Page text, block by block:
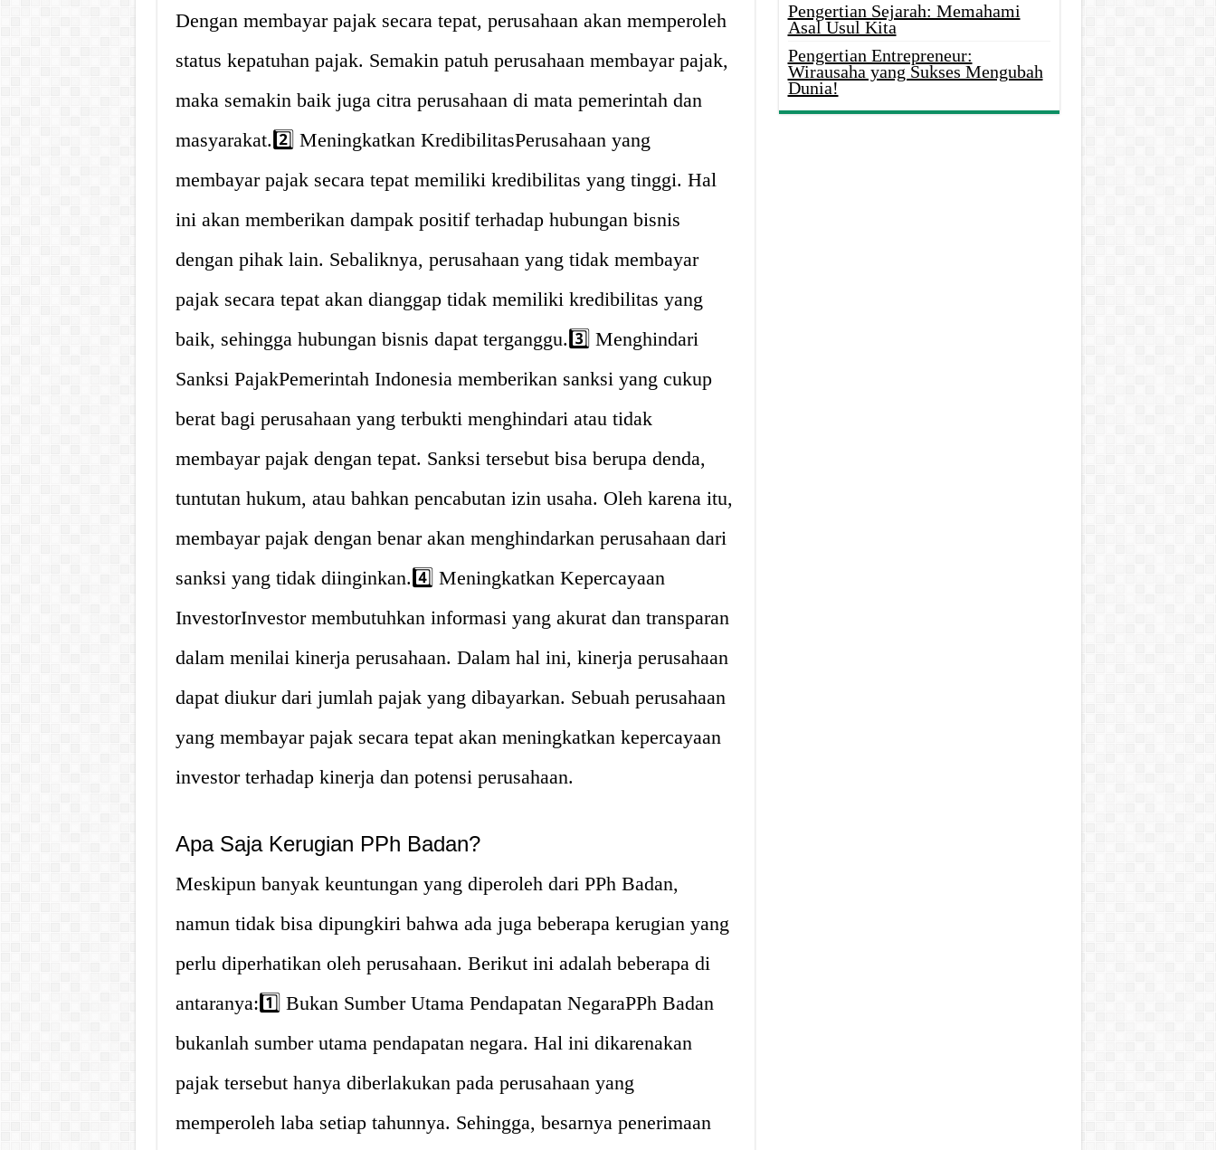
Dengan membayar pajak secara tepat, perusahaan akan memperoleh
status kepatuhan pajak. Semakin patuh perusahaan membayar pajak,
maka semakin baik juga citra perusahaan di mata pemerintah dan
masyarakat.2️⃣ Meningkatkan KredibilitasPerusahaan yang
membayar pajak secara tepat memiliki kredibilitas yang tinggi. Hal
ini akan memberikan dampak positif terhadap hubungan bisnis
dengan pihak lain. Sebaliknya, perusahaan yang tidak membayar
pajak secara tepat akan dianggap tidak memiliki kredibilitas yang
baik, sehingga hubungan bisnis dapat terganggu.3️⃣ Menghindari
Sanksi PajakPemerintah Indonesia memberikan sanksi yang cukup
berat bagi perusahaan yang terbukti menghindari atau tidak
membayar pajak dengan tepat. Sanksi tersebut bisa berupa denda,
tuntutan hukum, atau bahkan pencabutan izin usaha. Oleh karena itu,
membayar pajak dengan benar akan menghindarkan perusahaan dari
sanksi yang tidak diinginkan.4️⃣ Meningkatkan Kepercayaan
InvestorInvestor membutuhkan informasi yang akurat dan transparan
dalam menilai kinerja perusahaan. Dalam hal ini, kinerja perusahaan
dapat diukur dari jumlah pajak yang dibayarkan. Sebuah perusahaan
yang membayar pajak secara tepat akan meningkatkan kepercayaan
investor terhadap kinerja dan potensi perusahaan.
Apa Saja Kerugian PPh Badan?
Meskipun banyak keuntungan yang diperoleh dari PPh Badan,
namun tidak bisa dipungkiri bahwa ada juga beberapa kerugian yang
perlu diperhatikan oleh perusahaan. Berikut ini adalah beberapa di
antaranya:1️⃣ Bukan Sumber Utama Pendapatan NegaraPPh Badan
bukanlah sumber utama pendapatan negara. Hal ini dikarenakan
pajak tersebut hanya diberlakukan pada perusahaan yang
memperoleh laba setiap tahunnya. Sehingga, besarnya penerimaan
Pengertian Sejarah: Memahami
Asal Usul Kita
Pengertian Entrepreneur:
Wirausaha yang Sukses Mengubah
Dunia!